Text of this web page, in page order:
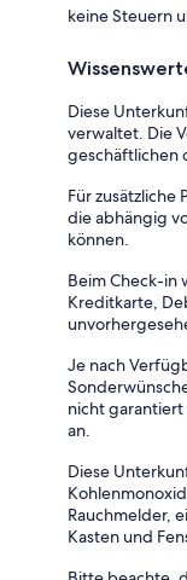
keine Steuern
Diese
verwaltet. Die
geschäftlichen
Für zusätzliche
die abhängig
können.
Beim Check-in
Kreditkarte,
Je nach
nicht
an.
Diese
Rauchmelder,
Kasten und